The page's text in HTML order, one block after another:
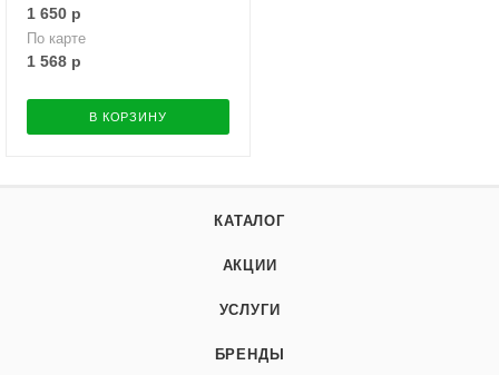
1 650 р
По карте
1 568 р
В КОРЗИНУ
КАТАЛОГ
АКЦИИ
УСЛУГИ
БРЕНДЫ